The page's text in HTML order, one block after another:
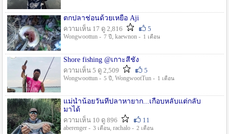
ตกปลาช่อนด้วยเหยื่อ Aji
ความเห็น 17 ดู 2,816
5
Wongwoottun - 7 ปี , kaewnon - 1 เดือน
Shore fishing @เกาะสีชัง
ความเห็น 5 ดู 2,509
5
Wongwoottun - 5 ปี , WongwootTun - 1 เดือน
แม่น้ำน้อยวันที่ปลาหายาก...เกือบหลับแต่กลับ
มาได้
ความเห็น 10 ดู 896
11
aberenger - 3 เดือน, rachalo - 2 เดือน